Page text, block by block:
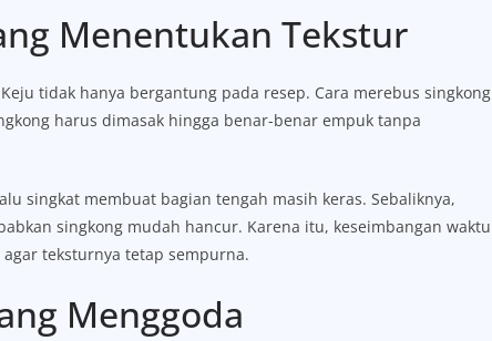
Menentukan Tekstur
tidak hanya bergantung pada resep. Cara merebus singkong
harus dimasak hingga benar-benar empuk tanpa
singkat membuat bagian tengah masih keras. Sebaliknya,
singkong mudah hancur. Karena itu, keseimbangan waktu
teksturnya tetap sempurna.
Menggoda